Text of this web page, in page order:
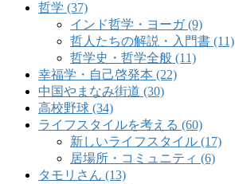
哲学 (37)
インド哲学・ヨーガ (9)
哲人たちの解説・入門書 (11)
哲学史・哲学全般 (11)
幸福学・自己啓発本 (22)
中国やまなみ街道 (30)
高校野球 (34)
ライフスタイルを考える (60)
新しいライフスタイル (17)
居場所・コミュニティ (6)
タモリさん (13)